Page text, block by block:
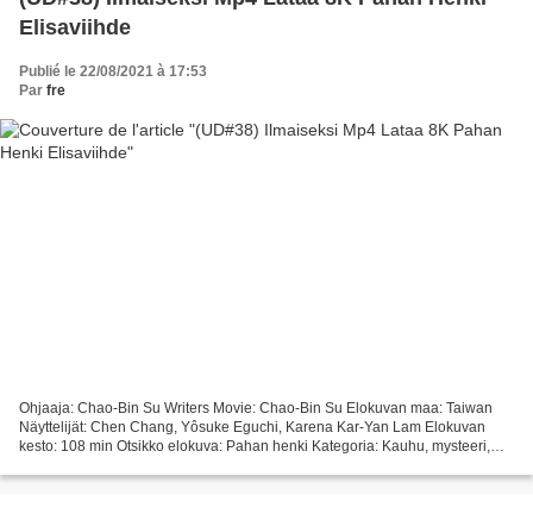
Elisaviihde
Publié le 22/08/2021 à 17:53
Par fre
Ohjaaja: Chao-Bin Su Writers Movie: Chao-Bin Su Elokuvan maa: Taiwan
Näyttelijät: Chen Chang, Yôsuke Eguchi, Karena Kar-Yan Lam Elokuvan
kesto: 108 min Otsikko elokuva: Pahan henki Kategoria: Kauhu, mysteeri,